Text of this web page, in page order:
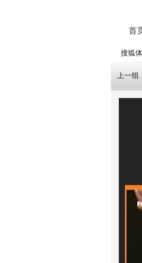
首
搜狐
上一组